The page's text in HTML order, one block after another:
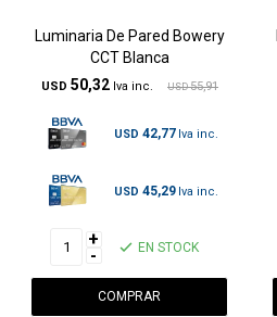
Luminaria De Pared Bowery
CCT Blanca
USD 50,32 USD 55,91
USD 42,77
USD 45,29
+
- EN STOCK